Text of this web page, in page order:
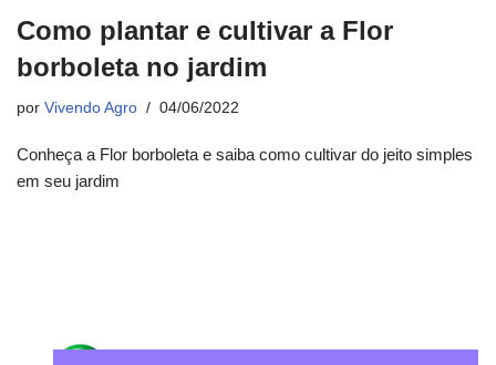
Como plantar e cultivar a Flor
borboleta no jardim
por Vivendo Agro 04/06/2022
Conheça a Flor borboleta e saiba como cultivar do jeito simples
em seu jardim